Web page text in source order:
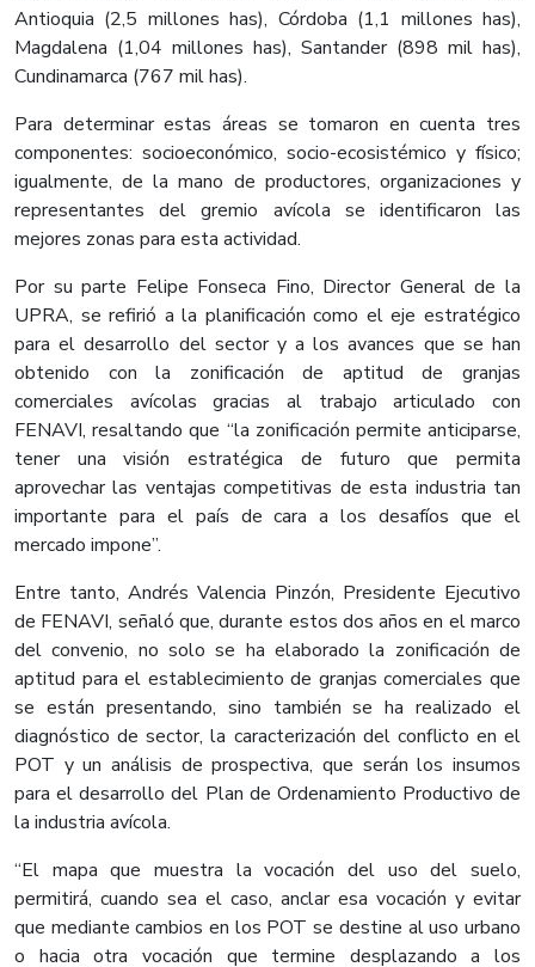
Antioquia (2,5 millones has), Córdoba (1,1 millones has),
Magdalena (1,04 millones has), Santander (898 mil has),
Cundinamarca (767 mil has).
Para determinar estas áreas se tomaron en cuenta tres
componentes: socioeconómico, socio-ecosistémico y físico;
igualmente, de la mano de productores, organizaciones y
representantes del gremio avícola se identificaron las
mejores zonas para esta actividad.
Por su parte Felipe Fonseca Fino, Director General de la
UPRA, se refirió a la planificación como el eje estratégico
para el desarrollo del sector y a los avances que se han
obtenido con la zonificación de aptitud de granjas
comerciales avícolas gracias al trabajo articulado con
FENAVI, resaltando que “la zonificación permite anticiparse,
tener una visión estratégica de futuro que permita
aprovechar las ventajas competitivas de esta industria tan
importante para el país de cara a los desafíos que el
mercado impone”.
Entre tanto, Andrés Valencia Pinzón, Presidente Ejecutivo
de FENAVI, señaló que, durante estos dos años en el marco
del convenio, no solo se ha elaborado la zonificación de
aptitud para el establecimiento de granjas comerciales que
se están presentando, sino también se ha realizado el
diagnóstico de sector, la caracterización del conflicto en el
POT y un análisis de prospectiva, que serán los insumos
para el desarrollo del Plan de Ordenamiento Productivo de
la industria avícola.
“El mapa que muestra la vocación del uso del suelo,
permitirá, cuando sea el caso, anclar esa vocación y evitar
que mediante cambios en los POT se destine al uso urbano
o hacia otra vocación que termine desplazando a los